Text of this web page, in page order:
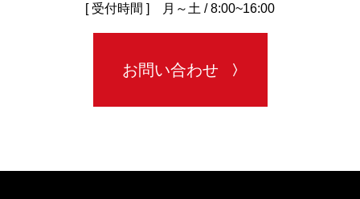
[ 受付時間 ] 月～土 / 8:00~16:00
お問い合わせ